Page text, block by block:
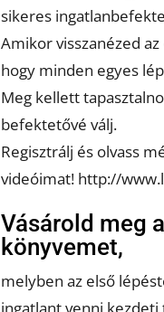
sikeres
Amikor visszanézed
hogy minden egyes
Meg kellett
befektetővé válj.
Regisztrálj és olvass
videóimat! http://
Vásárold meg
könyvemet,
melyben az első